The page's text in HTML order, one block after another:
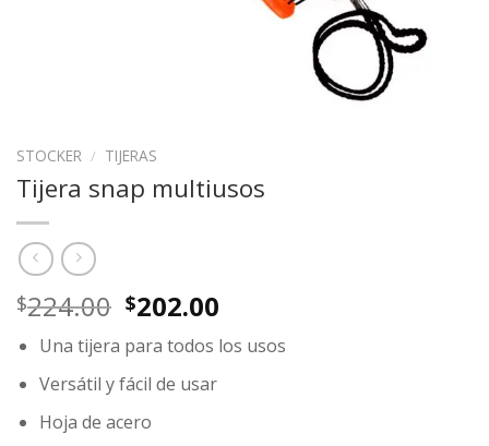
STOCKER / TIJERAS
Tijera snap multiusos
$224.00 Original
price
was:
$224.00.
$202.00
price
is:
Una tijera para todos los usos
Versátil y fácil de usar
Hoja de acero